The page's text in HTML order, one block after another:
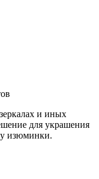
и иных
для украшения
изюминки.